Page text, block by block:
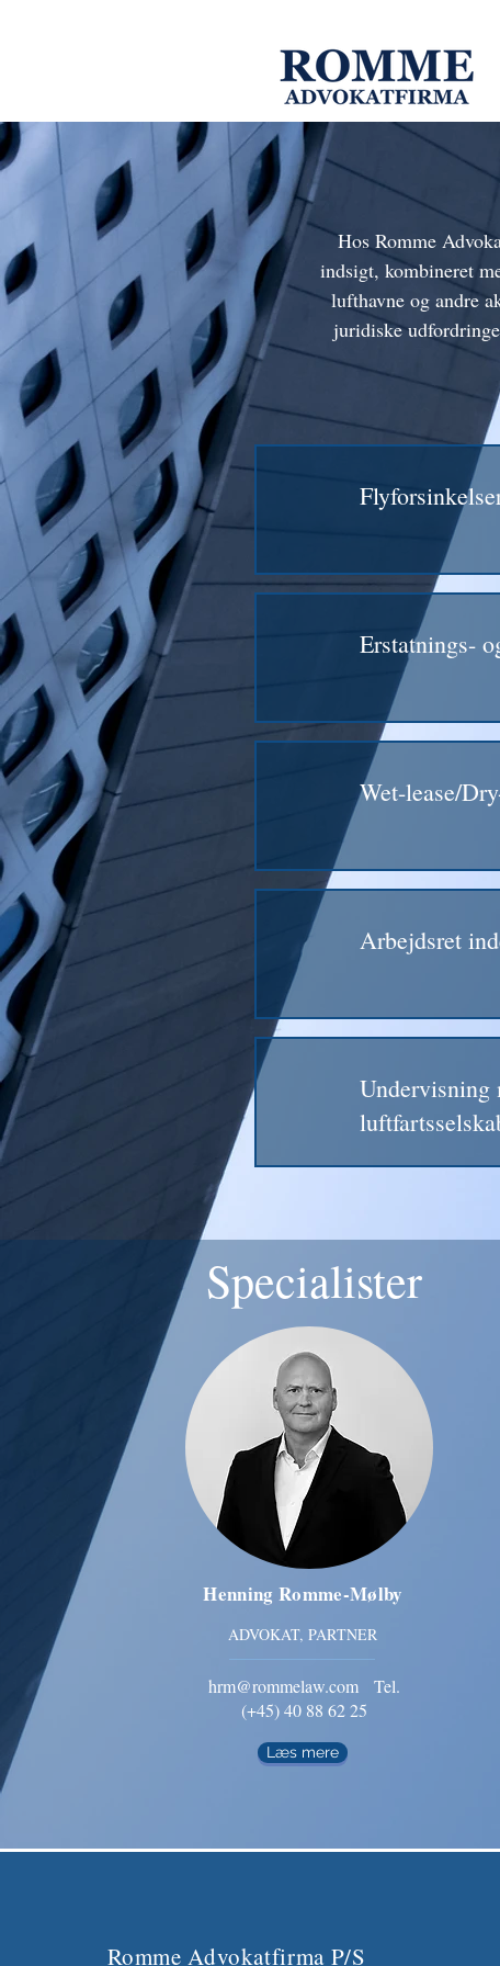
Hos Romme
indsigt, kombineret
lufthavne og andre
juridiske
Erstatnings-
Wet-lease/
Arbejdsret
Undervisning
Specialister
Henning Romme-Mølby
ADVOKAT, PARTNER
hrm@rommelaw.com Tel.
(+45) 40 88 62 25
Læs mere
Romme Advokatfirma P/S